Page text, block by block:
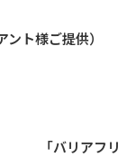
ト様ご提供）
「バリアフリ